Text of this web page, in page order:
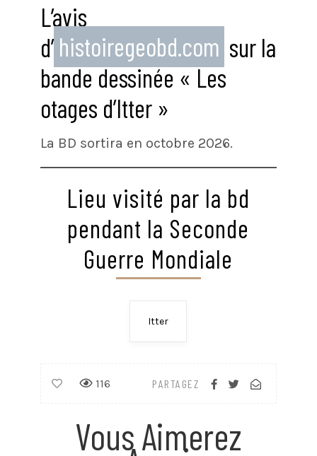
L’avis
d’ histoiregeobd.com sur la
bande dessinée « Les
otages d’Itter »
La BD sortira en octobre 2026.
Lieu visité par la bd
pendant la Seconde
Guerre Mondiale
Itter
PARTAGEZ
116
Vous Aimerez